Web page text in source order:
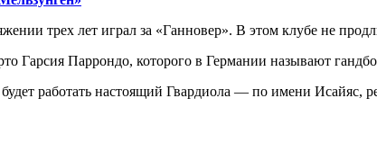
трех лет играл за «Ганновер». В этом клубе не
Гарсия Паррондо, которого в Германии называют
работать настоящий Гвардиола — по имени Исайяс,